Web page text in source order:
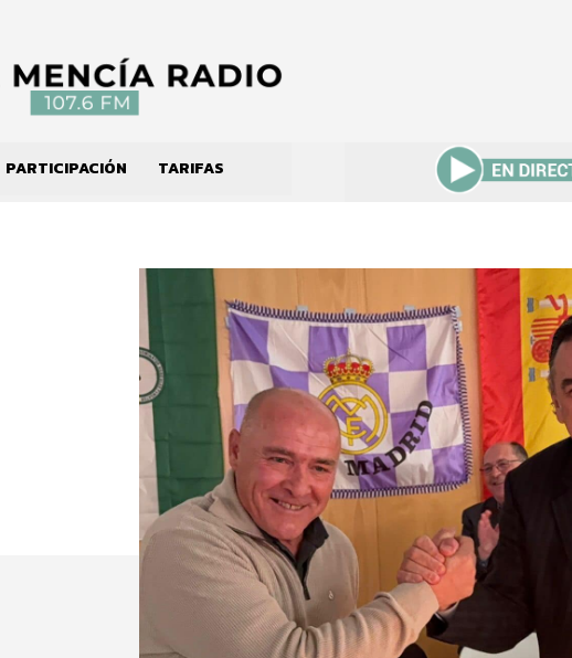
PARTICIPACIÓN TARIFAS